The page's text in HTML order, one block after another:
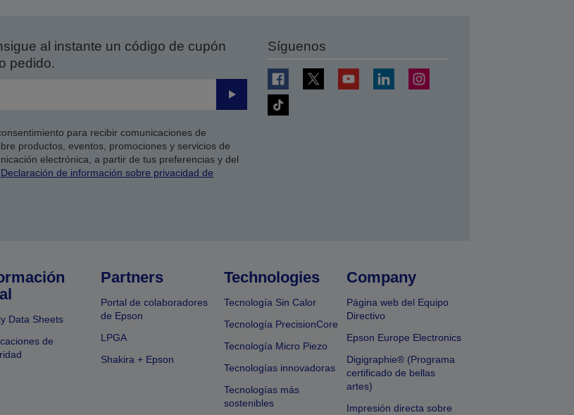
al instante un código de cupón
pedido.
Enviar
para recibir comunicaciones de
productos, eventos, promociones y servicios de
electrónica, a partir de tus preferencias y del
Declaración de información sobre privacidad de
Síguenos
Data Sheets
de
Partners
Portal de colaboradores
de Epson
LPGA
Shakira + Epson
Technologies
Tecnología Sin Calor
Tecnología PrecisionCore
Tecnología Micro Piezo
Tecnologías innovadoras
Tecnologías más
sostenibles
Company
Página web del Equipo
Directivo
Epson Europe Electronics
Digigraphie® (Programa
certificado de bellas
artes)
Impresión directa sobre